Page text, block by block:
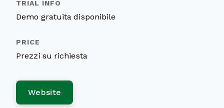
Demo gratuita disponibile
Prezzi su richiesta
Website